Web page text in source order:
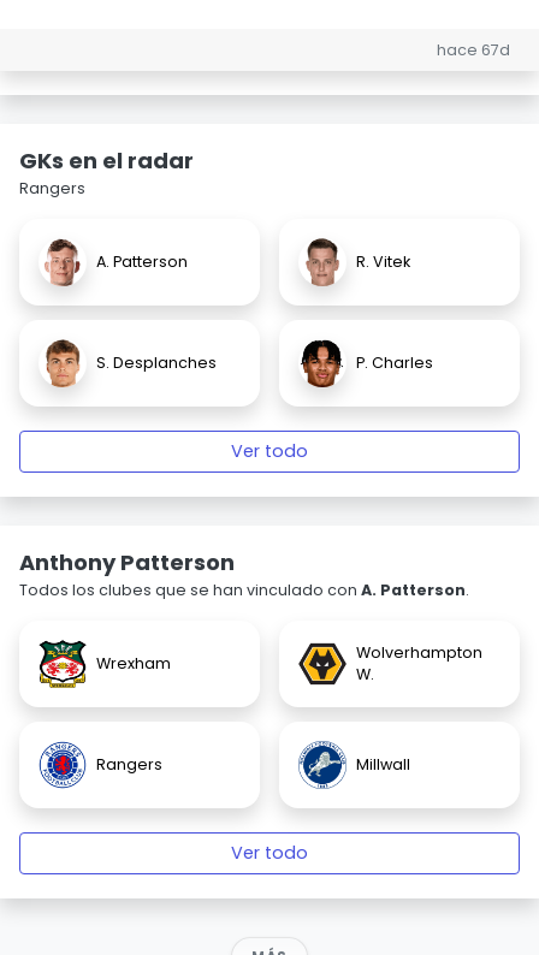
hace 67d
GKs en el radar
Rangers
A. Patterson R. Vitek
S. Desplanches P. Charles
Ver todo
Anthony Patterson
Todos los clubes que se han vinculado con A. Patterson.
Wrexham
Wolverhampton
W.
Rangers Millwall
Ver todo